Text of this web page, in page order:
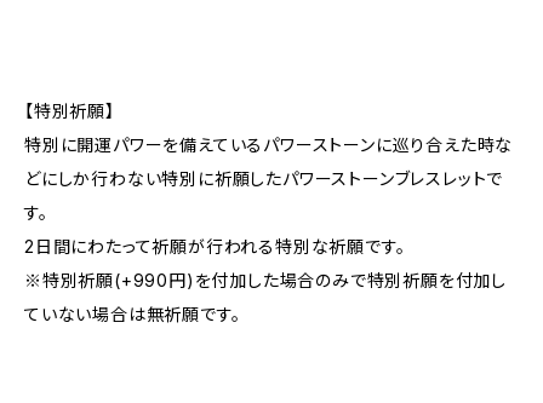
【特別祈願】
特別に開運パワーを備えているパワーストーンに巡り合えた時な
どにしか行わない特別に祈願したパワーストーンブレスレットで
す。
2日間にわたって祈願が行われる特別な祈願です。
※特別祈願(+990円)を付加した場合のみで特別祈願を付加し
ていない場合は無祈願です。